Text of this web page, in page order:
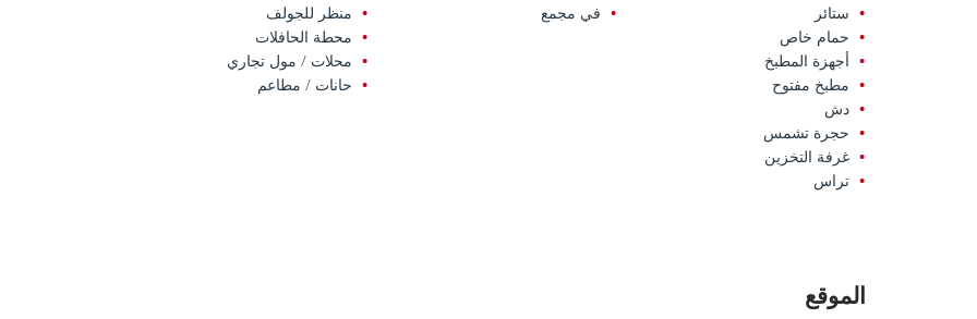
ستائر
حمام خاص
أجهزة المطبخ
مطبخ مفتوح
دش
حجرة تشمس
غرفة التخزين
تراس
في مجمع
منظر للجولف
محطة الحافلات
محلات / مول تجاري
حانات / مطاعم
الموقع